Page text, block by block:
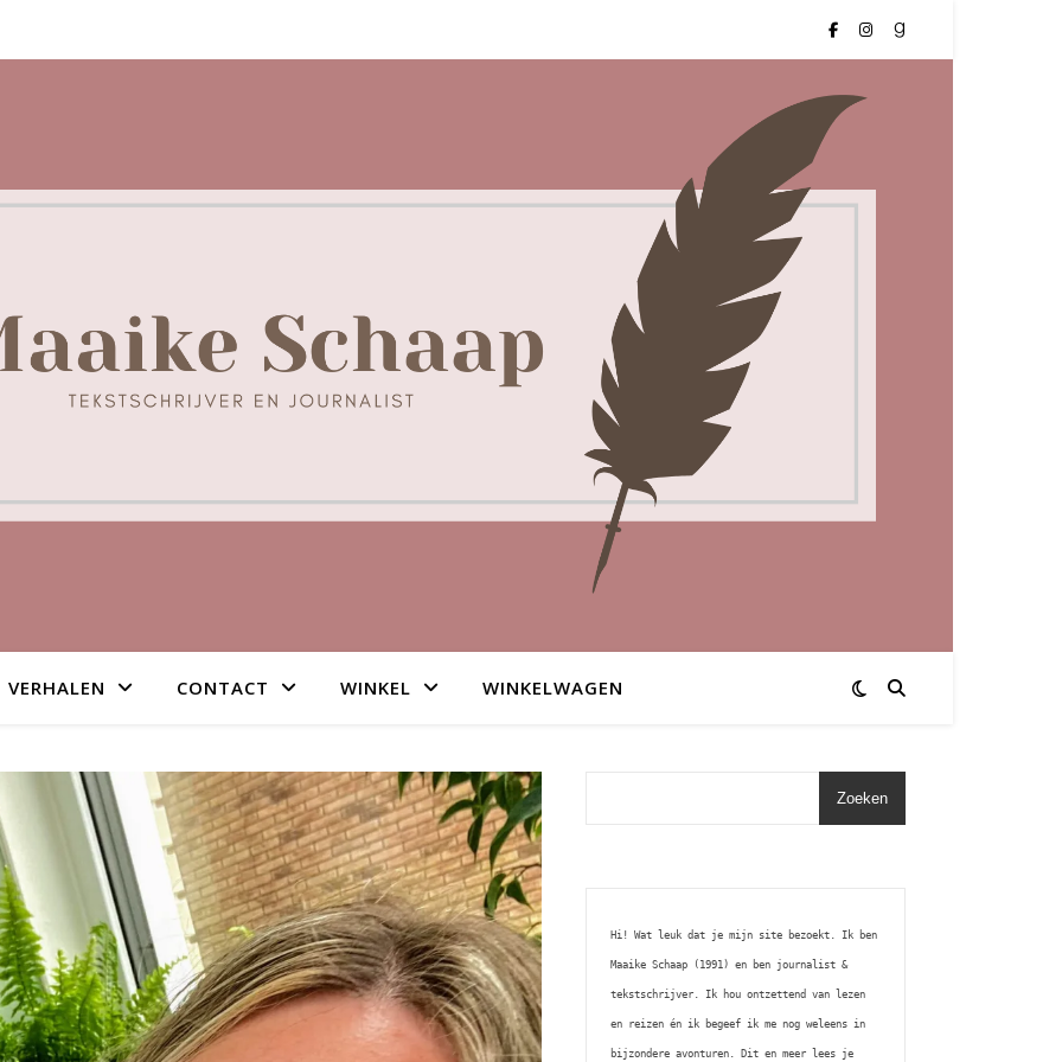
VERHALEN CONTACT WINKEL WINKELWAGEN
Zoeken
Hi! Wat leuk dat je mijn site bezoekt. Ik ben
Maaike Schaap (1991) en ben journalist &
tekstschrijver. Ik hou ontzettend van lezen
en reizen én ik begeef ik me nog weleens in
bijzondere avonturen. Dit en meer lees je